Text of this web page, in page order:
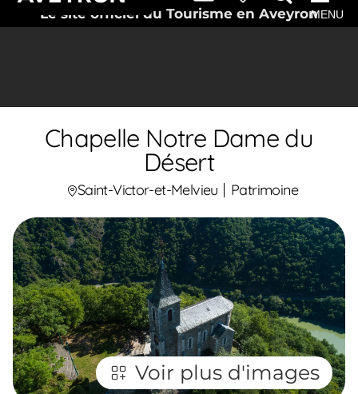
Le site officiel du Tourisme en AveyronMENU
Chapelle Notre Dame du
Désert
Saint-Victor-et-Melvieu Patrimoine
Voir plus d'images